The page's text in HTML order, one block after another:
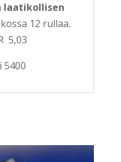
laatikollisen
12 rullaa.
5,03